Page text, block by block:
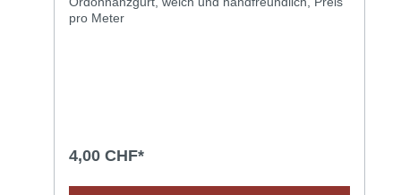
pro Meter
4,00 CHF*